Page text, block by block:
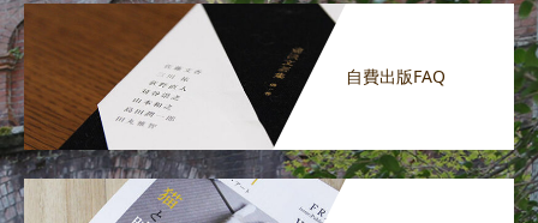
自費出版FAQ